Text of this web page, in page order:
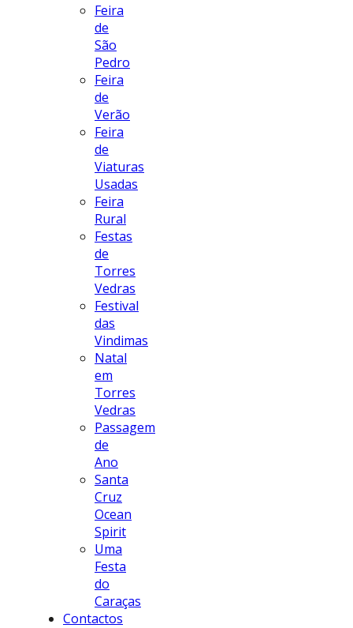
Feira
de
São
Pedro
Feira
de
Verão
Feira
de
Viaturas
Usadas
Feira
Rural
Festas
de
Torres
Vedras
Festival
das
Vindimas
Natal
em
Torres
Vedras
Passagem
de
Ano
Santa
Cruz
Ocean
Spirit
Uma
Festa
do
Caraças
Contactos